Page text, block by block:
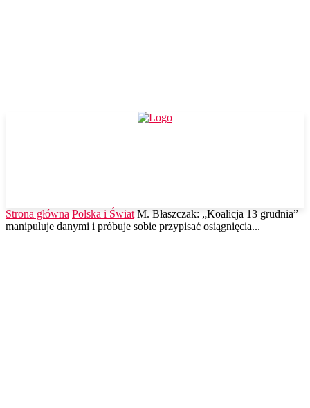
Strona główna Polska i Świat M. Błaszczak: „Koalicja 13 grudnia”
manipuluje danymi i próbuje sobie przypisać osiągnięcia...